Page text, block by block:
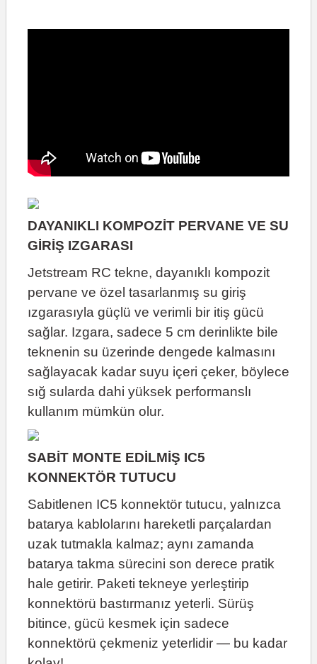
DAYANIKLI KOMPOZİT PERVANE VE SU
GİRİŞ IZGARASI
Jetstream RC tekne, dayanıklı kompozit
pervane ve özel tasarlanmış su giriş
ızgarasıyla güçlü ve verimli bir itiş gücü
sağlar. Izgara, sadece 5 cm derinlikte bile
teknenin su üzerinde dengede kalmasını
sağlayacak kadar suyu içeri çeker, böylece
sığ sularda dahi yüksek performanslı
kullanım mümkün olur.
SABİT MONTE EDİLMİŞ IC5
KONNEKTÖR TUTUCU
Sabitlenen IC5 konnektör tutucu, yalnızca
batarya kablolarını hareketli parçalardan
uzak tutmakla kalmaz; aynı zamanda
batarya takma sürecini son derece pratik
hale getirir. Paketi tekneye yerleştirip
konnektörü bastırmanız yeterli. Sürüş
bitince, gücü kesmek için sadece
konnektörü çekmeniz yeterlidir — bu kadar